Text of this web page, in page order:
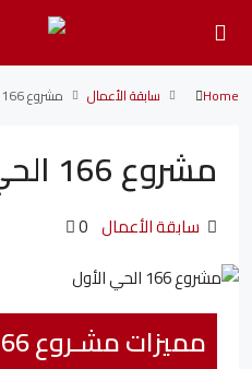
Home سابقة الأعمال مشروع 166 الحي الأول
مشروع 166 الحي الأول
سابقة الأعمال 0
مميزات مشـروع 166 الحـي الأول